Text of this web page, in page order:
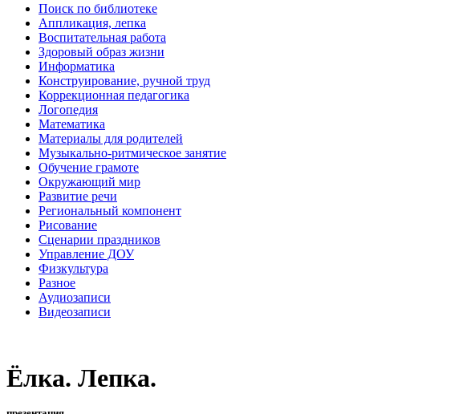
Поиск по библиотеке
Аппликация, лепка
Воспитательная работа
Здоровый образ жизни
Информатика
Конструирование, ручной труд
Коррекционная педагогика
Логопедия
Математика
Материалы для родителей
Музыкально-ритмическое занятие
Обучение грамоте
Окружающий мир
Развитие речи
Региональный компонент
Рисование
Сценарии праздников
Управление ДОУ
Физкультура
Разное
Аудиозаписи
Видеозаписи
Ёлка. Лепка.